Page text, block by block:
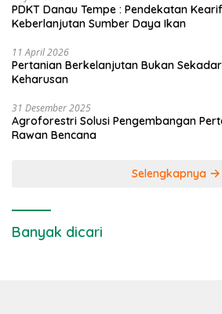
PDKT Danau Tempe : Pendekatan
Keberlanjutan Sumber Daya Ikan
11 April 2026
Pertanian Berkelanjutan Bukan
Keharusan
31 Desember 2025
Agroforestri Solusi Pengembangan
Rawan Bencana
Selengkapnya
Banyak dicari